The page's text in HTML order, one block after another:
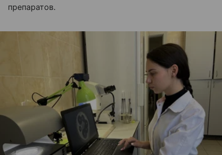
препаратов.